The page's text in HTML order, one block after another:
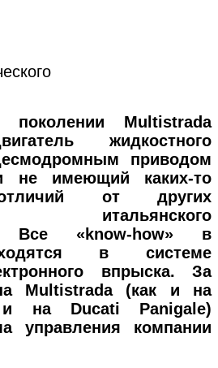
поколении Multistrada
жидкостного
приводом
не имеющий каких-то
от других
итальянского
Все «know-how» в
в системе
впрыска. За
Multistrada (как и на
на Ducati Panigale)
управления компании